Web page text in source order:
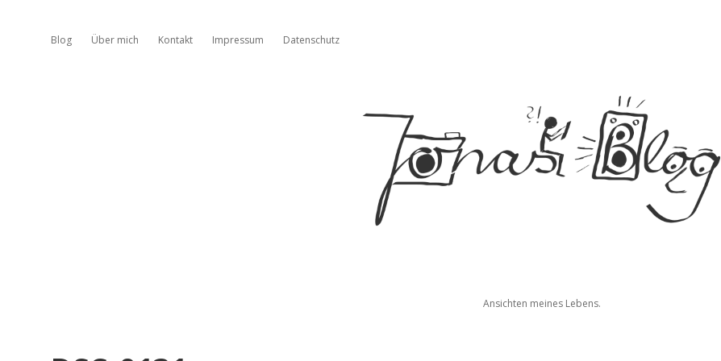
Blog Über mich Kontakt Impressum Datenschutz
Jonas'
Ansichten meines Lebens.